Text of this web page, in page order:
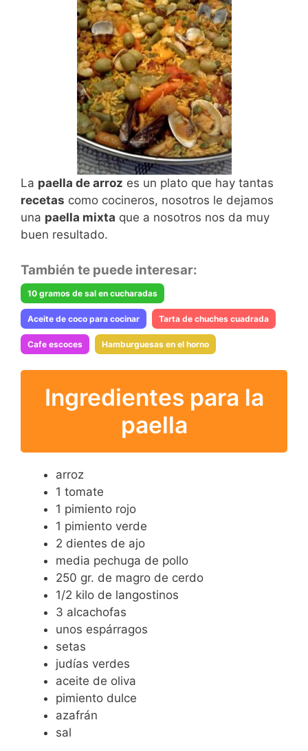
La paella de arroz es un plato que hay tantas
recetas como cocineros, nosotros le dejamos
una paella mixta que a nosotros nos da muy
buen resultado.
También te puede interesar:
10 gramos de sal en cucharadas
Aceite de coco para cocinar Tarta de chuches cuadrada
Cafe escoces Hamburguesas en el horno
Ingredientes para la
paella
arroz
1 tomate
1 pimiento rojo
1 pimiento verde
2 dientes de ajo
media pechuga de pollo
250 gr. de magro de cerdo
1/2 kilo de langostinos
3 alcachofas
unos espárragos
setas
judías verdes
aceite de oliva
pimiento dulce
azafrán
sal